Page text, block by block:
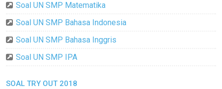
Soal UN SMP Matematika
Soal UN SMP Bahasa Indonesia
Soal UN SMP Bahasa Inggris
Soal UN SMP IPA
SOAL TRY OUT 2018